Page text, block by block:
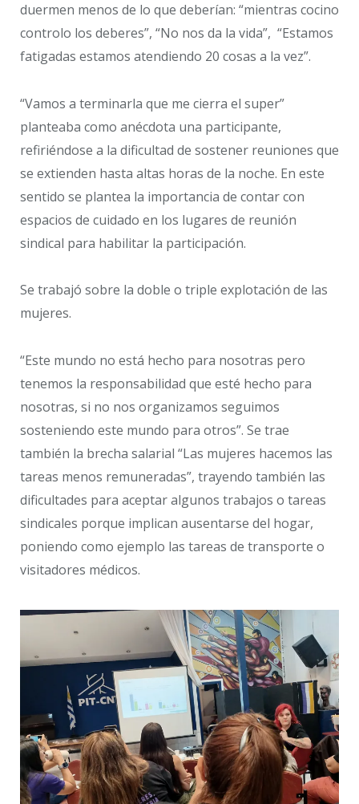
duermen menos de lo que deberían: “mientras cocino
controlo los deberes”, “No nos da la vida”, “Estamos
fatigadas estamos atendiendo 20 cosas a la vez”.
“Vamos a terminarla que me cierra el super”
planteaba como anécdota una participante,
refiriéndose a la dificultad de sostener reuniones que
se extienden hasta altas horas de la noche. En este
sentido se plantea la importancia de contar con
espacios de cuidado en los lugares de reunión
sindical para habilitar la participación.
Se trabajó sobre la doble o triple explotación de las
mujeres.
“Este mundo no está hecho para nosotras pero
tenemos la responsabilidad que esté hecho para
nosotras, si no nos organizamos seguimos
sosteniendo este mundo para otros”. Se trae
también la brecha salarial “Las mujeres hacemos las
tareas menos remuneradas”, trayendo también las
dificultades para aceptar algunos trabajos o tareas
sindicales porque implican ausentarse del hogar,
poniendo como ejemplo las tareas de transporte o
visitadores médicos.